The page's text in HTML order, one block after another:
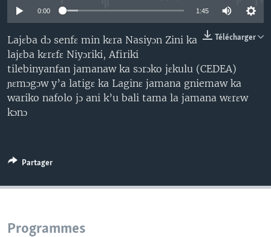
0:00 1:45
Télécharger
Lajɛba dɔ senfɛ min kɛra Nasiyɔn Zini ka
lajɛba kɛrɛfɛ Niyɔriki, Afiriki
tilebinyanfan jamanaw ka sɔrɔko jɛkulu (CEDEA)
ɲɛmɔgɔw y’a latigɛ ka Laginɛ jamana gniemaw ka
wariko nafolo jɔ ani k’u bali tama la jamana wɛrɛw
kɔnɔ
Partager
Programmes